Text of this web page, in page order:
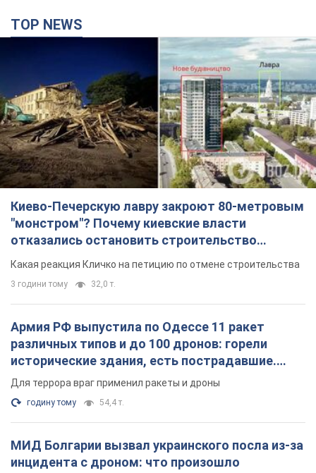
TOP NEWS
Киево-Печерскую лавру закроют 80-метровым
"монстром"? Почему киевские власти
отказались остановить строительство
небоскреба "московского верующего"
Какая реакция Кличко на петицию по отмене строительства
3 години тому 32,0 т.
Армия РФ выпустила по Одессе 11 ракет
различных типов и до 100 дронов: горели
исторические здания, есть пострадавшие.
Фото и видео
Для террора враг применил ракеты и дроны
годину тому 54,4 т.
МИД Болгарии вызвал украинского посла из-за
инцидента с дроном: что произошло